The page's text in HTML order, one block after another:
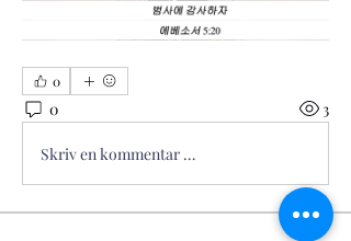
0
0 3
Skriv en kommentar …